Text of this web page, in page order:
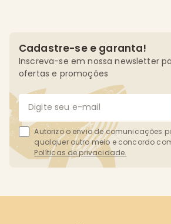
Cadastre-se e garanta!
Inscreva-se em nossa newsletter
ofertas e promoções
Autorizo o envio de comunicações
qualquer outro meio e concordo
Políticas de privacidade.